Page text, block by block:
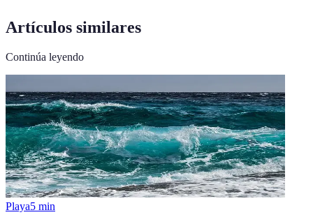
Artículos similares
Continúa leyendo
Playa5 min